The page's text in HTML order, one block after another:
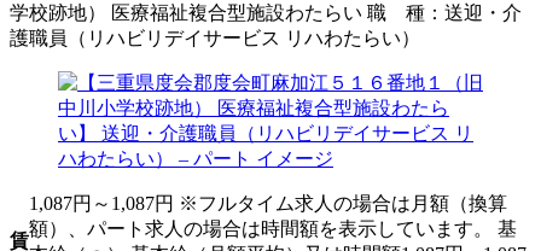
学校跡地） 医療福祉複合型施設わたらい 職 種： 送迎・介
護職員（リハビリデイサービス リハわたらい）
賃
1,087円～1,087円 ※フルタイム求人の場合は月額（換算
額）、パート求人の場合は時間額を表示しています。 基